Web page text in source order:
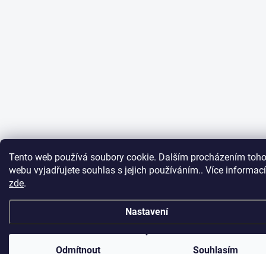
Tento web používá soubory cookie. Dalším procházením
webu vyjadřujete souhlas s jejich používáním.. Více informací
zde.
Nastavení
Odmítnout Souhlasím